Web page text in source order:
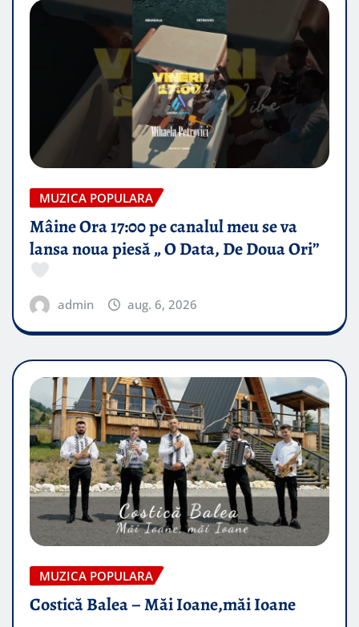
MUZICA POPULARA
Mâine Ora 17:00 pe canalul meu se va
lansa noua piesă „ O Data, De Doua Ori”
admin aug. 6, 2026
MUZICA POPULARA
Costică Balea – Măi Ioane,măi Ioane